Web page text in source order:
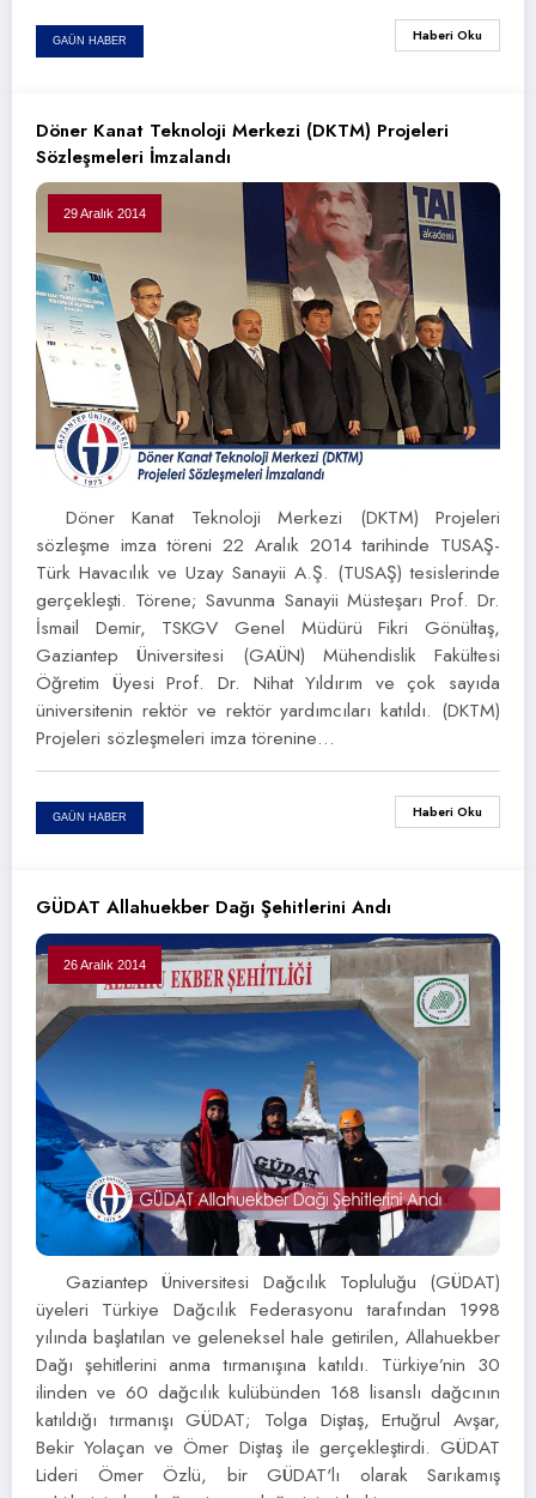
GAÜN HABER Haberi Oku
Döner Kanat Teknoloji Merkezi (DKTM) Projeleri
Sözleşmeleri İmzalandı
29 Aralık 2014
Döner Kanat Teknoloji Merkezi (DKTM) Projeleri
sözleşme imza töreni 22 Aralık 2014 tarihinde TUSAŞ-
Türk Havacılık ve Uzay Sanayii A.Ş. (TUSAŞ) tesislerinde
gerçekleşti. Törene; Savunma Sanayii Müsteşarı Prof. Dr.
İsmail Demir, TSKGV Genel Müdürü Fikri Gönültaş,
Gaziantep Üniversitesi (GAÜN) Mühendislik Fakültesi
Öğretim Üyesi Prof. Dr. Nihat Yıldırım ve çok sayıda
üniversitenin rektör ve rektör yardımcıları katıldı. (DKTM)
Projeleri sözleşmeleri imza törenine…
GAÜN HABER Haberi Oku
GÜDAT Allahuekber Dağı Şehitlerini Andı
26 Aralık 2014
Gaziantep Üniversitesi Dağcılık Topluluğu (GÜDAT)
üyeleri Türkiye Dağcılık Federasyonu tarafından 1998
yılında başlatılan ve geleneksel hale getirilen, Allahuekber
Dağı şehitlerini anma tırmanışına katıldı. Türkiye’nin 30
ilinden ve 60 dağcılık kulübünden 168 lisanslı dağcının
katıldığı tırmanışı GÜDAT; Tolga Diştaş, Ertuğrul Avşar,
Bekir Yolaçan ve Ömer Diştaş ile gerçekleştirdi. GÜDAT
Lideri Ömer Özlü, bir GÜDAT'lı olarak Sarıkamış